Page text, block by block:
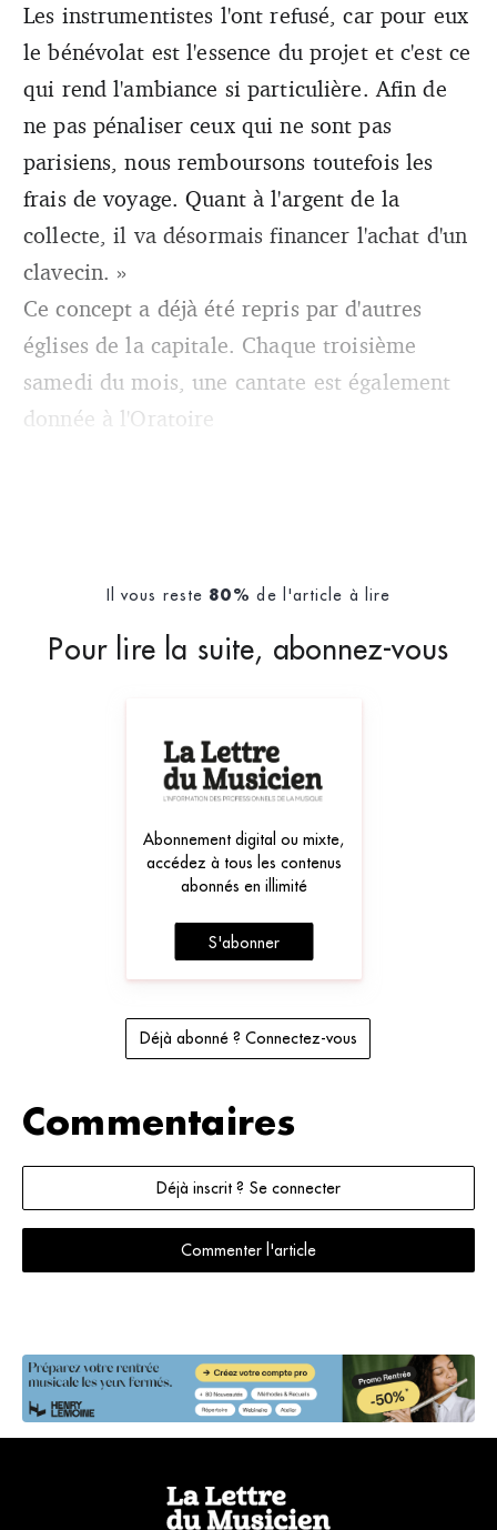
Les instrumentistes l'ont refusé, car pour eux
le bénévolat est l'essence du projet et c'est ce
qui rend l'ambiance si particulière. Afin de
ne pas pénaliser ceux qui ne sont pas
parisiens, nous remboursons toutefois les
frais de voyage. Quant à l'argent de la
collecte, il va désormais financer l'achat d'un
clavecin. »
Ce concept a déjà été repris par d'autres
églises de la capitale. Chaque troisième
samedi du mois, une cantate est également
donnée à l'Oratoire
Il vous reste 80% de l'article à lire
Pour lire la suite, abonnez-vous
Abonnement digital ou mixte,
accédez à tous les contenus
abonnés en illimité
S'abonner
Déjà abonné ? Connectez-vous
Commentaires
Déjà inscrit ? Se connecter
Commenter l'article